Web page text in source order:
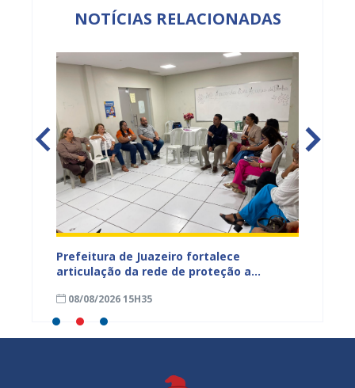
NOTÍCIAS RELACIONADAS
Prefeitura de Juazeiro fortalece
articulação da rede de proteção a
análoga à escravidão
08/08/2026 15H35